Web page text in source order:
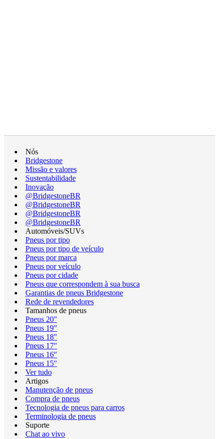
Nós
Bridgestone
Missão e valores
Sustentabilidade
Inovação
@BridgestoneBR
@BridgestoneBR
@BridgestoneBR
@BridgestoneBR
Automóveis/SUVs
Pneus por tipo
Pneus por tipo de veículo
Pneus por marca
Pneus por veículo
Pneus por cidade
Pneus que correspondem à sua busca
Garantias de pneus Bridgestone
Rede de revendedores
Tamanhos de pneus
Pneus 20"
Pneus 19"
Pneus 18"
Pneus 17"
Pneus 16"
Pneus 15"
Ver tudo
Artigos
Manutenção de pneus
Compra de pneus
Tecnologia de pneus para carros
Terminologia de pneus
Suporte
Chat ao vivo